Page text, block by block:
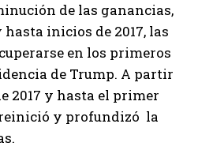
de las ganancias,
hasta inicios de 2017, las
en los primeros
de Trump. A partir
2017 y hasta el primer
reinició y profundizó la